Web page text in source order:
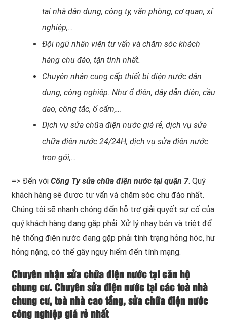
tại nhà dân dụng, công ty, văn phòng, cơ quan, xí
nghiệp,…
Đội ngũ nhân viên tư vấn và chăm sóc khách
hàng chu đáo, tận tình nhất.
Chuyên nhận cung cấp thiết bị điện nước dân
dụng, công nghiệp. Như ổ điện, dây dẫn điện, cầu
dao, công tắc, ổ cấm,…
Dịch vụ sửa chữa điện nước giá rẻ, dịch vụ sửa
chữa điện nước 24/24H, dịch vụ sửa điện nước
trọn gói,…
=> Đến với Công Ty sửa chữa điện nước tại quận 7. Quý
khách hàng sẽ được tư vấn và chăm sóc chu đáo nhất.
Chúng tôi sẽ nhanh chóng đến hỗ trợ giải quyết sự cố của
quý khách hàng đang gặp phải. Xử lý nhạy bén và triệt để
hệ thống điện nước đang gặp phải tình trạng hỏng hóc, hư
hỏng nặng, có thể gây nguy hiểm đến tính mạng.
Chuyên nhận sửa chữa điện nước tại căn hộ
chung cư. Chuyên sửa điện nước tại các toà nhà
chung cư, toà nhà cao tầng, sửa chữa điện nước
công nghiệp giá rẻ nhất